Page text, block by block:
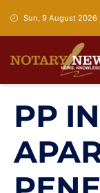
Sun, 9 August 2026
PP